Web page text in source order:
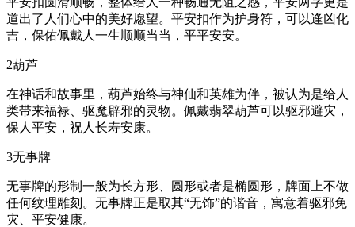
道出了人们心中的美好愿望。平安扣作为护身符，可以逢凶化
吉，保佑佩戴人一生顺顺当当，平平安安。
2葫芦
在神话和故事里，葫芦始终与神仙和英雄为伴，被认为是给人
类带来福禄、驱魔辟邪的灵物。佩戴翡翠葫芦可以驱邪避灾，
保人平安，祝人长寿安康。
3无事牌
无事牌的形制一般为长方形、圆形或者是椭圆形，牌面上不做
任何纹理雕刻。无事牌正是取其“无饰”的谐音，寓意着驱邪免
灾、平安健康。